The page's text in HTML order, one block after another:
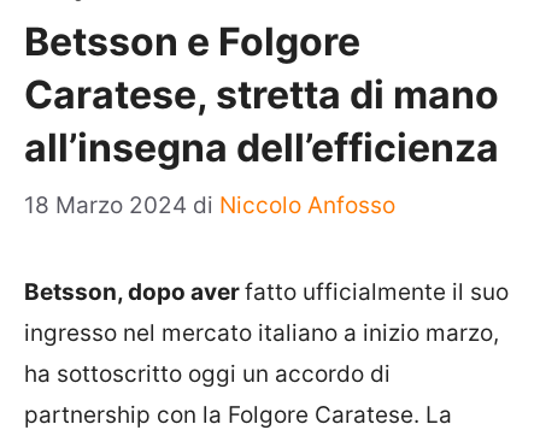
Betsson e Folgore
Caratese, stretta di mano
all’insegna dell’efficienza
18 Marzo 2024 di Niccolo Anfosso
Betsson, dopo averfatto ufficialmente il suo
ingresso nel mercato italiano a inizio marzo,
ha sottoscritto oggi un accordo di
partnership con la Folgore Caratese. La